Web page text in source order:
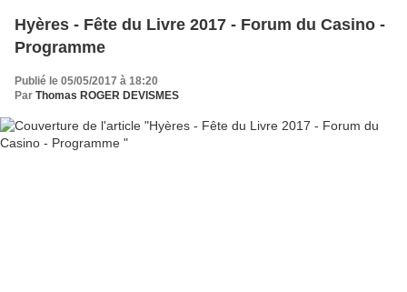
Hyères - Fête du Livre 2017 - Forum du Casino -
Programme
Publié le 05/05/2017 à 18:20
Par Thomas ROGER DEVISMES